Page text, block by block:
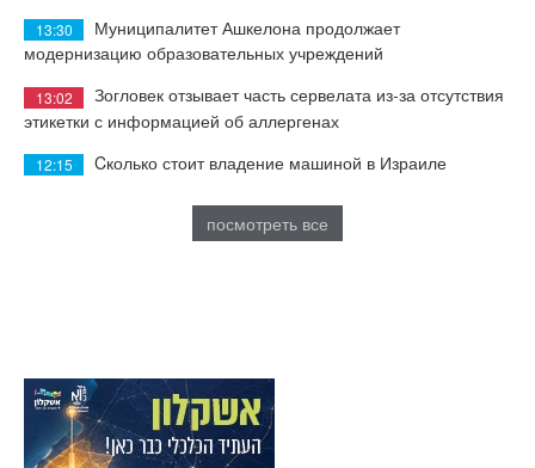
13:30
Муниципалитет Ашкелона продолжает
модернизацию образовательных учреждений
13:02
Зогловек отзывает часть сервелата из-за отсутствия
этикетки с информацией об аллергенах
12:15 Cколько стоит владение машиной в Израиле
посмотреть все